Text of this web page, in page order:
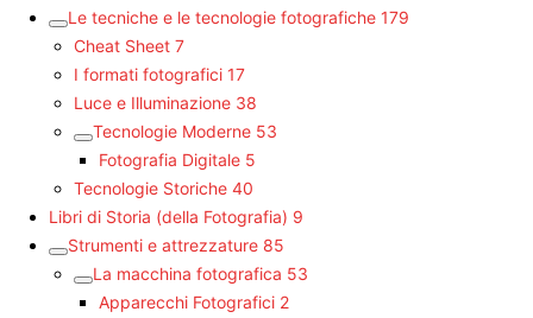
Le tecniche e le tecnologie fotografiche 179
Cheat Sheet 7
I formati fotografici 17
Luce e Illuminazione 38
Tecnologie Moderne 53
Fotografia Digitale 5
Tecnologie Storiche 40
Libri di Storia (della Fotografia) 9
Strumenti e attrezzature 85
La macchina fotografica 53
Apparecchi Fotografici 2